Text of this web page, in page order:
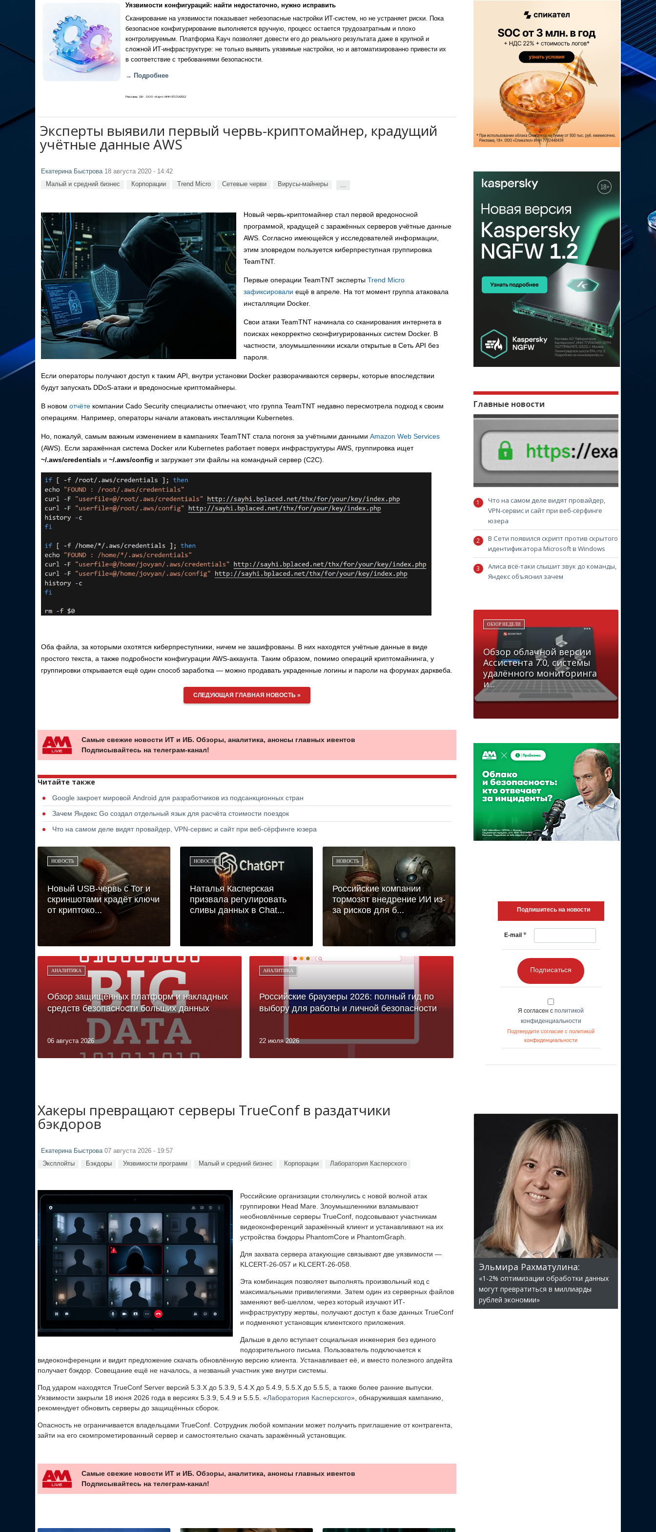
Уязвимости конфигураций: найти недостаточно, нужно исправить
Сканирование на уязвимости показывает небезопасные настройки ИТ-систем, но не устраняет риски. Пока
безопасное конфигурирование выполняется вручную, процесс остается трудозатратным и плохо
контролируемым. Платформа Кауч позволяет довести его до реального результата даже в крупной и
сложной ИТ-инфраструктуре: не только выявить уязвимые настройки, но и автоматизированно привести их
в соответствие с требованиями безопасности.
→ Подробнее
Реклама, 18+. ООО «Кауч» ИНН 9717142012
Эксперты выявили первый червь-криптомайнер, крадущий
учётные данные AWS
Екатерина Быстрова18 августа 2020 - 14:42
Малый и средний бизнес Корпорации Trend Micro Сетевые черви Вирусы-майнеры ...
Новый червь-криптомайнер стал первой вредоносной
программой, крадущей с заражённых серверов учётные данные
AWS. Согласно имеющейся у исследователей информации,
этим зловредом пользуется киберпреступная группировка
TeamTNT.
Первые операции TeamTNT эксперты Trend Micro
зафиксировали ещё в апреле. На тот момент группа атаковала
инсталляции Docker.
Свои атаки TeamTNT начинала со сканирования интернета в
поисках некорректно сконфигурированных систем Docker. В
частности, злоумышленники искали открытые в Сеть API без
пароля.
Если операторы получают доступ к таким API, внутри установки Docker разворачиваются серверы, которые впоследствии
будут запускать DDoS-атаки и вредоносные криптомайнеры.
В новом отчёте компании Cado Security специалисты отмечают, что группа TeamTNT недавно пересмотрела подход к своим
операциям. Например, операторы начали атаковать инсталляции Kubernetes.
Но, пожалуй, самым важным изменением в кампаниях TeamTNT стала погоня за учётными данными Amazon Web Services
(AWS). Если заражённая система Docker или Kubernetes работает поверх инфраструктуры AWS, группировка ищет
~/.aws/credentials и ~/.aws/config и загружает эти файлы на командный сервер (C2C).
Оба файла, за которыми охотятся киберпреступники, ничем не зашифрованы. В них находятся учётные данные в виде
простого текста, а также подробности конфигурации AWS-аккаунта. Таким образом, помимо операций криптомайнинга, у
группировки открывается ещё один способ заработка — можно продавать украденные логины и пароли на форумах дарквеба.
СЛЕДУЮЩАЯ ГЛАВНАЯ НОВОСТЬ »
Самые свежие новости ИТ и ИБ. Обзоры, аналитика, анонсы главных ивентов
Подписывайтесь на телеграм-канал!
Читайте также
Google закроет мировой Android для разработчиков из подсанкционных стран
Зачем Яндекс Go создал отдельный язык для расчёта стоимости поездок
Что на самом деле видят провайдер, VPN-сервис и сайт при веб-сёрфинге юзера
НОВОСТЬ
Новый USB-червь с Tor и
скриншотами крадёт ключи
от криптоко...
НОВОСТЬ
Наталья Касперская
призвала регулировать
сливы данных в Chat...
НОВОСТЬ
Российские компании
тормозят внедрение ИИ из-
за рисков для б...
АНАЛИТИКА
Обзор защищённых платформ и накладных
средств безопасности больших данных
06 августа 2026
АНАЛИТИКА
Российские браузеры 2026: полный гид по
выбору для работы и личной безопасности
22 июля 2026
Хакеры превращают серверы TrueConf в раздатчики
бэкдоров
Екатерина Быстрова 07 августа 2026 - 19:57
Эксплойты Бэкдоры Уязвимости программ Малый и средний бизнес Корпорации Лаборатория Касперского
Российские организации столкнулись с новой волной атак
группировки Head Mare. Злоумышленники взламывают
необновлённые серверы TrueConf, подсовывают участникам
видеоконференций заражённый клиент и устанавливают на их
устройства бэкдоры PhantomCore и PhantomGraph.
Для захвата сервера атакующие связывают две уязвимости —
KLCERT-26-057 и KLCERT-26-058.
Эта комбинация позволяет выполнять произвольный код с
максимальными привилегиями. Затем один из серверных файлов
заменяют веб-шеллом, через который изучают ИТ-
инфраструктуру жертвы, получают доступ к базе данных TrueConf
и подменяют установщик клиентского приложения.
Дальше в дело вступает социальная инженерия без единого
подозрительного письма. Пользователь подключается к
видеоконференции и видит предложение скачать обновлённую версию клиента. Устанавливает её, и вместо полезного апдейта
получает бэкдор. Совещание ещё не началось, а незваный участник уже внутри системы.
Под ударом находятся TrueConf Server версий 5.3.X до 5.3.9, 5.4.X до 5.4.9, 5.5.X до 5.5.5, а также более ранние выпуски.
Уязвимости закрыли 18 июня 2026 года в версиях 5.3.9, 5.4.9 и 5.5.5. «Лаборатория Касперского», обнаружившая кампанию,
рекомендует обновить серверы до защищённых сборок.
Опасность не ограничивается владельцами TrueConf. Сотрудник любой компании может получить приглашение от контрагента,
зайти на его скомпрометированный сервер и самостоятельно скачать заражённый установщик.
Самые свежие новости ИТ и ИБ. Обзоры, аналитика, анонсы главных ивентов
Подписывайтесь на телеграм-канал!
Главные новости
Что на самом деле видят провайдер,
VPN-сервис и сайт при веб-сёрфинге
юзера
В Сети появился скрипт против скрытого
идентификатора Microsoft в Windows
Алиса всё-таки слышит звук до команды,
Яндекс объяснил зачем
ОБЗОР НЕДЕЛИ
Обзор облачной версии
Ассистента 7.0, системы
удалённого мониторинга
и...
Подпишитесь на новости
E-mail *
Подписаться
Я согласен с политикой
конфиденциальности
Подтвердите согласие с политикой
конфиденциальности
Эльмира Рахматулина:
«1-2% оптимизации обработки данных
могут превратиться в миллиарды
рублей экономии»